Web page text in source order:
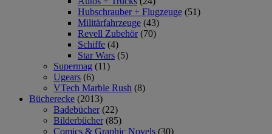
Hubschrauber + Flugzeuge (51)
Militärfahrzeuge (43)
Revell Zubehör (70)
Schiffe (4)
Star Wars (5)
Supermag (11)
Ugears (6)
VTech Marble Rush (8)
Bücherecke (2013)
Badebücher (22)
Bilderbücher (85)
Comics & Graphic Novels (30)